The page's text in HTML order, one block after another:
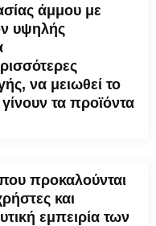
άμμου με
υψηλής
να μειωθεί το
τα προϊόντα
προκαλούνται
και
εμπειρία των